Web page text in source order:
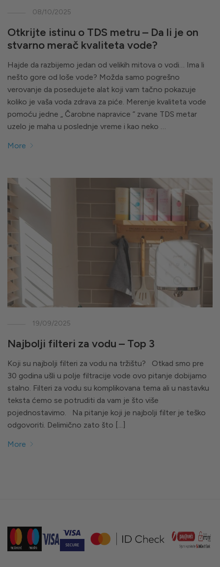
08/10/2025
Otkrijte istinu o TDS metru – Da li je on
stvarno merač kvaliteta vode?
Hajde da razbijemo jedan od velikih mitova o vodi… Ima li
nešto gore od loše vode? Možda samo pogrešno
verovanje da posedujete alat koji vam tačno pokazuje
koliko je vaša voda zdrava za piće. Merenje kvaliteta vode
pomoću jedne „ Čarobne napravice “ zvane TDS metar
uzelo je maha u poslednje vreme i kao neko …
More
19/09/2025
Najbolji filteri za vodu – Top 3
Koji su najbolji filteri za vodu na tržištu? Otkad smo pre
30 godina ušli u polje filtracije vode ovo pitanje dobijamo
stalno. Filteri za vodu su komplikovana tema ali u nastavku
teksta ćemo se potruditi da vam je što više
pojednostavimo. Na pitanje koji je najbolji filter je teško
odgovoriti. Delimično zato što [...]
More